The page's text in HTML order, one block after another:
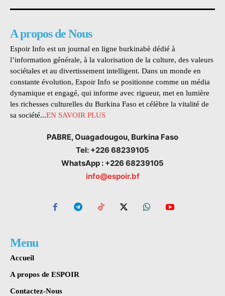
A propos de Nous
Espoir Info est un journal en ligne burkinabè dédié à
l’information générale, à la valorisation de la culture, des valeurs
sociétales et au divertissement intelligent. Dans un monde en
constante évolution, Espoir Info se positionne comme un média
dynamique et engagé, qui informe avec rigueur, met en lumière
les richesses culturelles du Burkina Faso et célèbre la vitalité de
sa société...EN SAVOIR PLUS
PABRE, Ouagadougou, Burkina Faso
Tel: +226 68239105
WhatsApp : +226 68239105
info@espoir.bf
Menu
Accueil
A propos de ESPOIR
Contactez-Nous